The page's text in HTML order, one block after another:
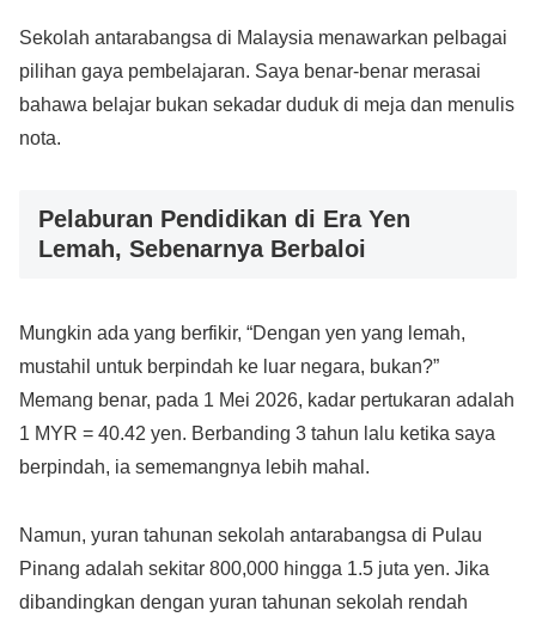
Sekolah antarabangsa di Malaysia menawarkan pelbagai
pilihan gaya pembelajaran. Saya benar-benar merasai
bahawa belajar bukan sekadar duduk di meja dan menulis
nota.
Pelaburan Pendidikan di Era Yen
Lemah, Sebenarnya Berbaloi
Mungkin ada yang berfikir, “Dengan yen yang lemah,
mustahil untuk berpindah ke luar negara, bukan?”
Memang benar, pada 1 Mei 2026, kadar pertukaran adalah
1 MYR = 40.42 yen. Berbanding 3 tahun lalu ketika saya
berpindah, ia sememangnya lebih mahal.
Namun, yuran tahunan sekolah antarabangsa di Pulau
Pinang adalah sekitar 800,000 hingga 1.5 juta yen. Jika
dibandingkan dengan yuran tahunan sekolah rendah